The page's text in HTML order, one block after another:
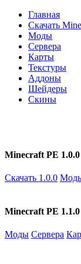
Главная
Скачать
Моды
Сервера
Карты
Текстуры
Аддоны
Шейдеры
Скины
Minecraft PE 1.0.0
Скачать 1.0.0
Minecraft PE 1.1.0
Моды Сервера